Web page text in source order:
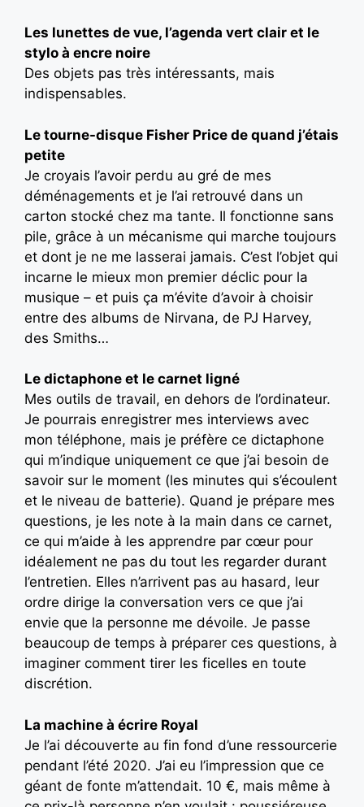
Les lunettes de vue, l’agenda vert clair et le
stylo à encre noire
Des objets pas très intéressants, mais
indispensables.
Le tourne-disque Fisher Price de quand j’étais
petite
Je croyais l’avoir perdu au gré de mes
déménagements et je l’ai retrouvé dans un
carton stocké chez ma tante. Il fonctionne sans
pile, grâce à un mécanisme qui marche toujours
et dont je ne me lasserai jamais. C’est l’objet qui
incarne le mieux mon premier déclic pour la
musique – et puis ça m’évite d’avoir à choisir
entre des albums de Nirvana, de PJ Harvey,
des Smiths…
Le dictaphone et le carnet ligné
Mes outils de travail, en dehors de l’ordinateur.
Je pourrais enregistrer mes interviews avec
mon téléphone, mais je préfère ce dictaphone
qui m’indique uniquement ce que j’ai besoin de
savoir sur le moment (les minutes qui s’écoulent
et le niveau de batterie). Quand je prépare mes
questions, je les note à la main dans ce carnet,
ce qui m’aide à les apprendre par cœur pour
idéalement ne pas du tout les regarder durant
l’entretien. Elles n’arrivent pas au hasard, leur
ordre dirige la conversation vers ce que j’ai
envie que la personne me dévoile. Je passe
beaucoup de temps à préparer ces questions, à
imaginer comment tirer les ficelles en toute
discrétion.
La machine à écrire Royal
Je l’ai découverte au fin fond d’une ressourcerie
pendant l’été 2020. J’ai eu l’impression que ce
géant de fonte m’attendait. 10 €, mais même à